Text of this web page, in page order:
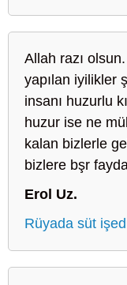
Allah razı
yapılan iyilikler
insanı huzurlu
huzur ise ne
kalan bizlerle
bizlere bşr
Erol Uz.
Rüyada süt